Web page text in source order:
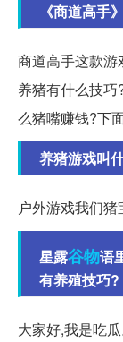
《商道高手
商道高手这款
养猪有什么技
么猪嘴赚钱?下
养猪游戏叫
户外游戏我们
星露谷物语
有养殖技巧?
大家好,我是吃